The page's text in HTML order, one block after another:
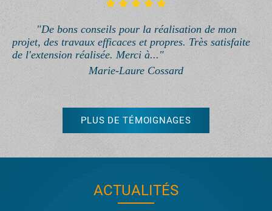
"De bons conseils pour la réalisation de mon
projet, des travaux efficaces et propres. Très satisfaite
de l'extension réalisée. Merci à..."
Marie-Laure Cossard
PLUS DE TÉMOIGNAGES
ACTUALITÉS